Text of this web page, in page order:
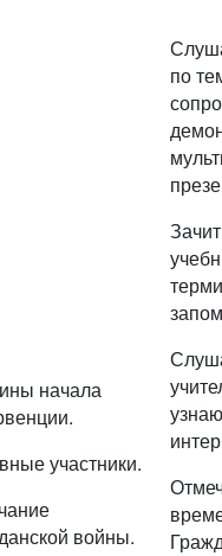
начала
участники.
войны.
по